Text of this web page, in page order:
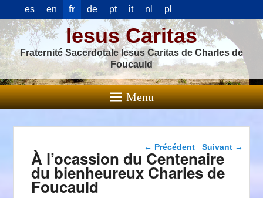
es en fr de pt it nl pl
Iesus Caritas
Fraternité Sacerdotale Iesus Caritas de Charles de
Foucauld
Menu
Navigation dans les
articles
← Précédent Suivant →
À l’ocassion du Centenaire
du bienheureux Charles de
Foucauld